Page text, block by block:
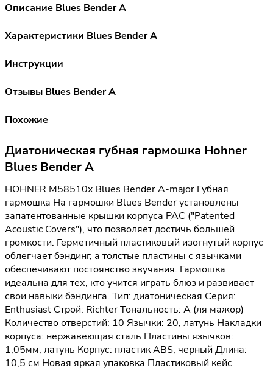
Описание Blues Bender A
Характеристики Blues Bender A
Инструкции
Отзывы Blues Bender A
Похожие
Диатоническая губная гармошка Hohner
Blues Bender A
HOHNER M58510x Blues Bender A-major Губная
гармошка На гармошки Blues Bender установлены
запатентованные крышки корпуса PAC ("Patented
Acoustic Covers"), что позволяет достичь большей
громкости. Герметичный пластиковый изогнутый корпус
облегчает бэндинг, а толстые пластины с язычками
обеспечивают постоянство звучания. Гармошка
идеальна для тех, кто учится играть блюз и развивает
свои навыки бэндинга. Тип: диатоническая Серия:
Enthusiast Строй: Richter Тональность: A (ля мажор)
Количество отверстий: 10 Язычки: 20, латунь Накладки
корпуса: нержавеющая сталь Пластины язычков:
1,05мм, латунь Корпус: пластик ABS, черный Длина:
10,5 см Новая яркая упаковка Пластиковый кейс